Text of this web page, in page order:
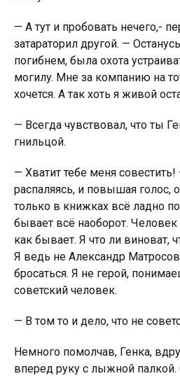
— А тут и пробовать нечего,-
затараторил другой. —
погибнем, была охота
мoгилy. Мне за компанию на
хочется. А так хоть я живой
— Всегда чувствовал, что ты
гнильцой.
— Хватит тебе меня
распаляясь, и повышая голос,
только в книжках всё ладно
бывает всё наоборот.
как бывает. Я что ли виноват,
Я ведь не Александр
бросаться. Я не герой,
советский человек.
— В том то и дело, что не
Немного помолчав, Генка,
вперед руку с лыжной